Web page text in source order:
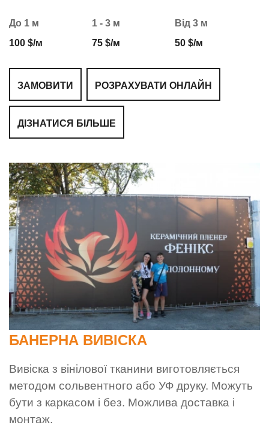
До 1 м
100 $/м
1 - 3 м
75 $/м
Від 3 м
50 $/м
ЗАМОВИТИ РОЗРАХУВАТИ ОНЛАЙН
ДІЗНАТИСЯ БІЛЬШЕ
БАНЕРНА ВИВІСКА
Вивіска з вінілової тканини виготовляється
методом сольвентного або УФ друку. Можуть
бути з каркасом і без. Можлива доставка і
монтаж.